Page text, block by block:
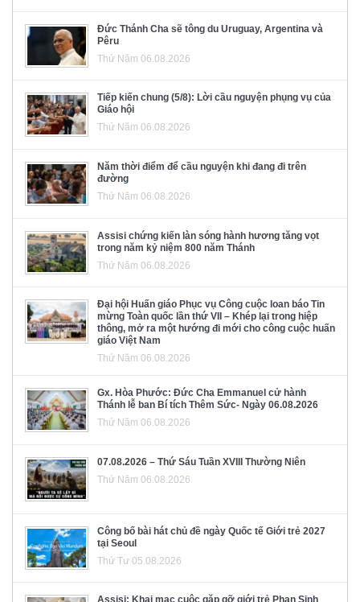
Đức Thánh Cha sẽ tông du Uruguay, Argentina và
Pêru
Thứ Năm 06.08.2026
Tiếp kiến chung (5/8): Lời cầu nguyện phụng vụ của
Giáo hội
Thứ Năm 06.08.2026
Năm thời điểm để cầu nguyện khi đang đi trên
đường
Thứ Năm 06.08.2026
Assisi chứng kiến làn sóng hành hương tăng vọt
trong năm kỷ niệm 800 năm Thánh
Thứ Năm 06.08.2026
Đại hội Huấn giáo Phục vụ Công cuộc loan báo Tin
mừng Toàn quốc lần thứ VII – Khép lại trong hiệp
thông, mở ra một hướng đi mới cho công cuộc huấn
giáo Việt Nam
Thứ Năm 06.08.2026
Gx. Hòa Phước: Đức Cha Emmanuel cử hành
Thánh lễ ban Bí tích Thêm Sức- Ngày 06.08.2026
Thứ Năm 06.08.2026
07.08.2026 – Thứ Sáu Tuần XVIII Thường Niên
Thứ Năm 06.08.2026
Công bố bài hát chủ đề ngày Quốc tế Giới trẻ 2027
tại Seoul
Thứ Tư 05.08.2026